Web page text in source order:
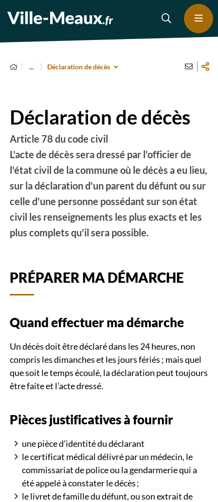
... Déclaration de décès
Déclaration de décès
Article 78 du code civil
L'acte de décès sera dressé par l'officier de
l'état civil de la commune où le décès a eu lieu,
sur la déclaration d'un parent du défunt ou sur
celle d'une personne possédant sur son état
civil les renseignements les plus exacts et les
plus complets qu'il sera possible.
PRÉPARER MA DÉMARCHE
Quand effectuer ma démarche
Un décès doit être déclaré dans les 24 heures, non
compris les dimanches et les jours fériés ; mais quel
que soit le temps écoulé, la déclaration peut toujours
être faite et l’acte dressé.
Pièces justificatives à fournir
une pièce d’identité du déclarant
le certificat médical délivré par un médecin, le
commissariat de police ou la gendarmerie qui a
été appelé à constater le décès ;
le livret de famille du défunt, ou son extrait de